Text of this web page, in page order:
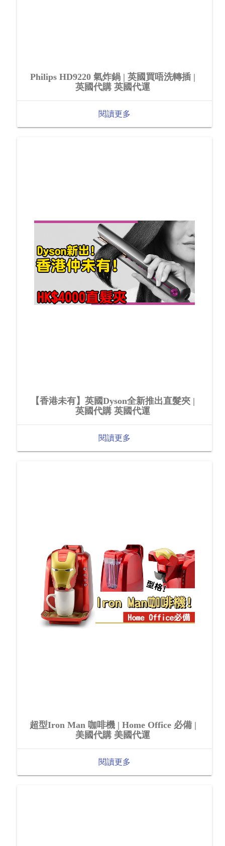
Philips HD9220 氣炸鍋 | 英國買唔洗轉插 |
英國代購 英國代運
閱讀更多
【香港未有】英國Dyson全新推出直髮夾 |
英國代購 英國代運
閱讀更多
超型Iron Man 咖啡機 | Home Office 必備 |
美國代購 美國代運
閱讀更多